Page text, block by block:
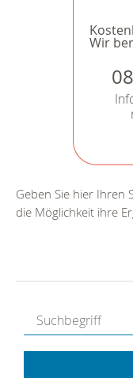
Wir
Geben Sie hier Ihren
die Möglichkeit ihre